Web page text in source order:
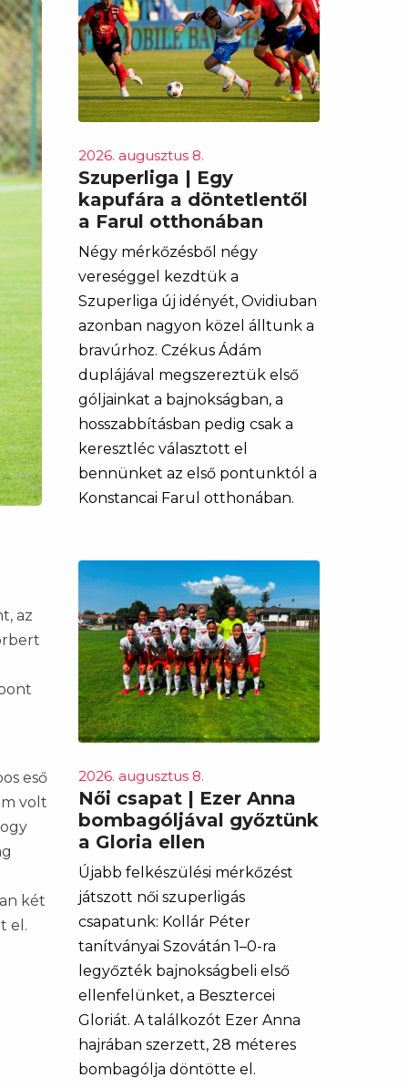
az
eső
volt
két
el.
2026. augusztus 8.
Szuperliga | Egy
kapufára a döntetlentől
a Farul otthonában
Négy mérkőzésből négy
vereséggel kezdtük a
Szuperliga új idényét, Ovidiuban
azonban nagyon közel álltunk a
bravúrhoz. Czékus Ádám
duplájával megszereztük első
góljainkat a bajnokságban, a
hosszabbításban pedig csak a
keresztléc választott el
bennünket az első pontunktól a
Konstancai Farul otthonában.
2026. augusztus 8.
Női csapat | Ezer Anna
bombagóljával győztünk
a Gloria ellen
Újabb felkészülési mérkőzést
játszott női szuperligás
csapatunk: Kollár Péter
tanítványai Szovátán 1–0-ra
legyőzték bajnokságbeli első
ellenfelünket, a Besztercei
Gloriát. A találkozót Ezer Anna
hajrában szerzett, 28 méteres
bombagólja döntötte el.